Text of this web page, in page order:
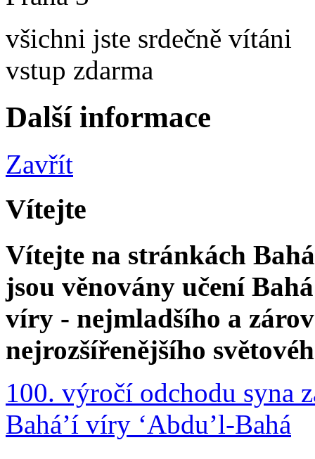
všichni jste srdečně vítáni
vstup zdarma
Další informace
Zavřít
Vítejte
Vítejte na stránkách
jsou věnovány učení
víry - nejmladšího a
nejrozšířenějšího
100. výročí odchodu syna
Bahá’í víry ‘Abdu’l-Bahá